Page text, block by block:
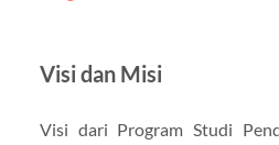
Visi dan Misi
Visi dari Program Studi